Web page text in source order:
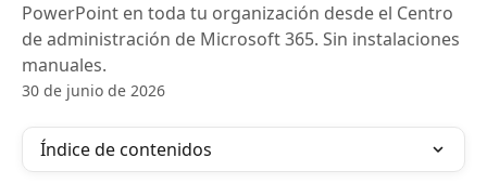
PowerPoint en toda tu organización desde el Centro
de administración de Microsoft 365. Sin instalaciones
manuales.
30 de junio de 2026
Índice de contenidos